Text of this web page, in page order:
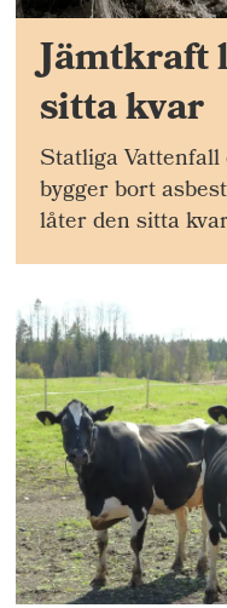
Jämtkraft
sitta kvar
Statliga
bygger bort
låter den sitta